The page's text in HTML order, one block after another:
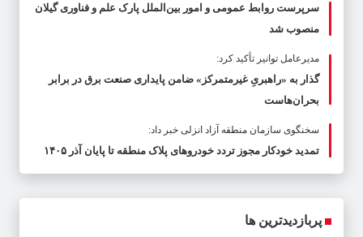
سرپرست روابط عمومی و امور بین‌الملل پارک علم و فناوری گیلان
منصوب شد
مدیرعامل توانیر تأکید کرد:
گذار به «راهبریِ غیرمتمرکز» ضامن پایداری صنعت برق در برابر
بحران‌هاست
سخنگوی سازمان منطقه آزاد انزلی خبر داد:
تمدید خودکار مجوز تردد خودروهای پلاک منطقه تا پایان آذر ۱۴۰۵
پربازدیدترین ها